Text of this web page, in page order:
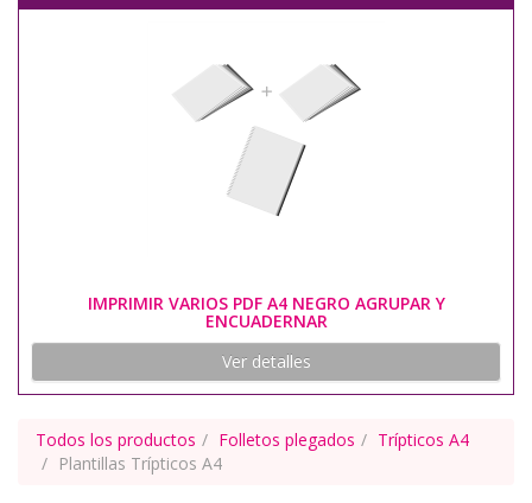
IMPRIMIR VARIOS PDF A4 NEGRO AGRUPAR Y
ENCUADERNAR
Ver detalles
Todos los productos Folletos plegados
Trípticos A4
Plantillas Trípticos A4